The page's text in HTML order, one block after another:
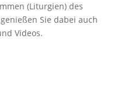
(Liturgien) des
Sie dabei auch
Videos.